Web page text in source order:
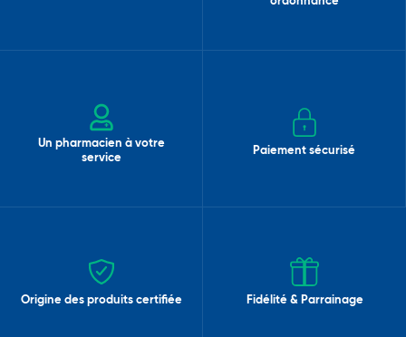
Un pharmacien à votre
service
Paiement sécurisé
Origine des produits certifiée Fidélité & Parrainage